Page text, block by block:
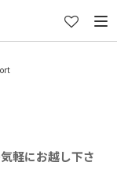
軽にお越し下さ